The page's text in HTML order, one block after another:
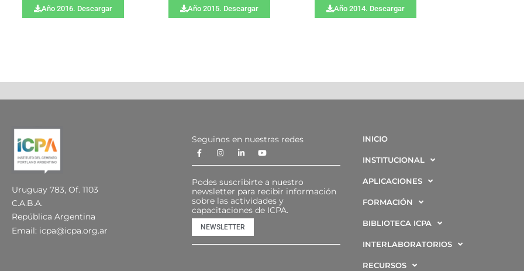
Año 2016. Descargar Año 2015. Descargar Año 2014. Descargar
Uruguay 783, Of. 1103
C.A.B.A.
República Argentina
Email: icpa@icpa.org.ar
Seguinos en nuestras redes
Podes suscribirte a nuestro
newsletter para recibir información
sobre las actividades y
capacitaciones de ICPA.
NEWSLETTER
INICIO
INSTITUCIONAL
APLICACIONES
FORMACIÓN
BIBLIOTECA ICPA
INTERLABORATORIOS
RECURSOS